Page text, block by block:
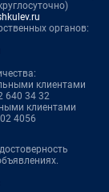
органов:
клиентами
640 34 32
клиентами
4056